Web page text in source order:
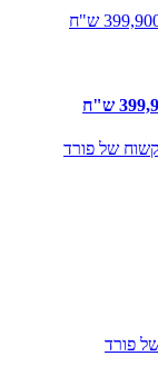
של פורד
פורד